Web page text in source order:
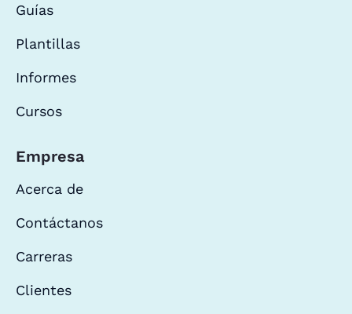
Guías
Plantillas
Informes
Cursos
Empresa
Acerca de
Contáctanos
Carreras
Clientes